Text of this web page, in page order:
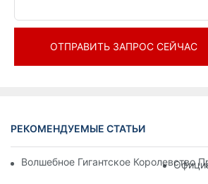
ОТПРАВИТЬ ЗАПРОС СЕЙЧАС
РЕКОМЕНДУЕМЫЕ СТАТЬИ
Волшебное Гигантское